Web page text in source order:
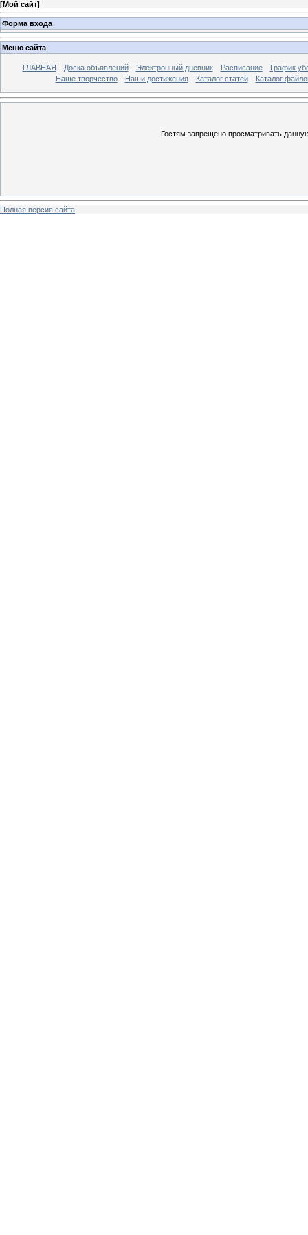
[Мой сайт]
Форма входа
Меню сайта
ГЛАВНАЯ Доска объявлений Электронный дневник Расписание
График
Наше творчество
Наши достижения Каталог статей Каталог
Гостям запрещено просматривать
Полная версия сайта